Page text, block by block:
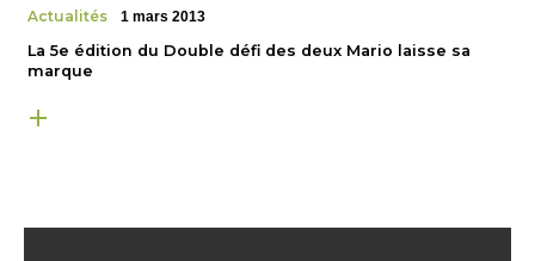
Actualités 1 mars 2013
La 5e édition du Double défi des deux Mario laisse sa
marque